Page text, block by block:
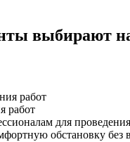
выбирают
работ
для
обстановку без